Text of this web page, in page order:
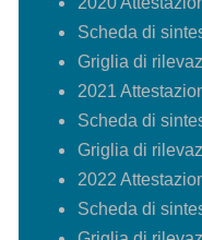
Scheda di
Griglia di
2021
Scheda di
Griglia di
2022
Scheda di